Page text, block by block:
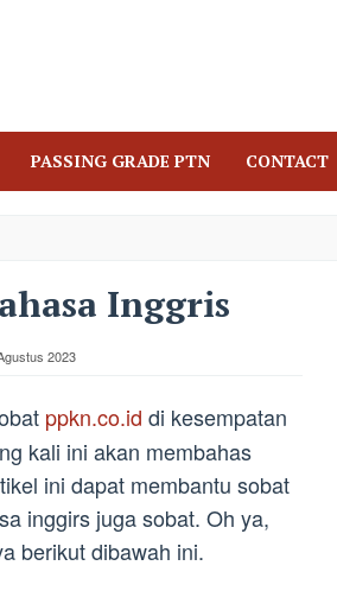
PASSING GRADE PTN CONTACT
Inggris
2023
ppkn.co.id di kesempatan
kali ini akan membahas
ini dapat membantu sobat
inggirs juga sobat. Oh ya,
berikut dibawah ini.